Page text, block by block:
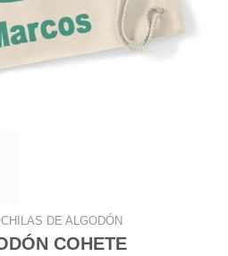
DE ALGODÓN
COHETE